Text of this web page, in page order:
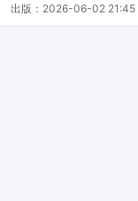
出版： 2026-06-02 21:45